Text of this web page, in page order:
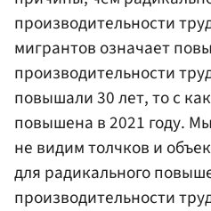
производительности
мигрантов означает
производительности
повышали 30 лет, то с
повышена в 2021 году.
не видим толчков и
для радикального
производительности